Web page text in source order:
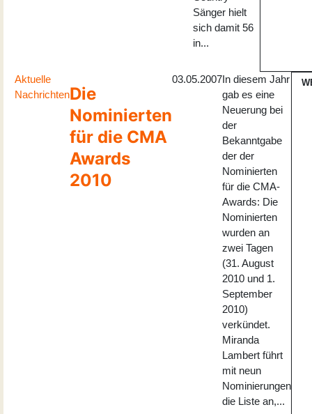
Sänger hielt
sich damit 56
in...
Aktuelle
NachrichtenDie
Nominierten
für die CMA
Awards
2010
03.05.2007In diesem Jahr
gab es eine
Neuerung bei
der
Bekanntgabe
der der
Nominierten
für die CMA-
Awards: Die
Nominierten
wurden an
zwei Tagen
(31. August
2010 und 1.
September
2010)
verkündet.
Miranda
Lambert führt
mit neun
Nominierungen
die Liste an,...